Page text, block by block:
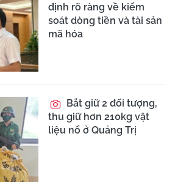
định rõ ràng về kiểm
soát dòng tiền và tài sản
mã hóa
Bắt giữ 2 đối tượng,
thu giữ hơn 210kg vật
liệu nổ ở Quảng Trị